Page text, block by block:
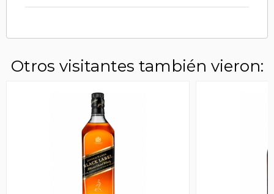
Otros visitantes también vieron: